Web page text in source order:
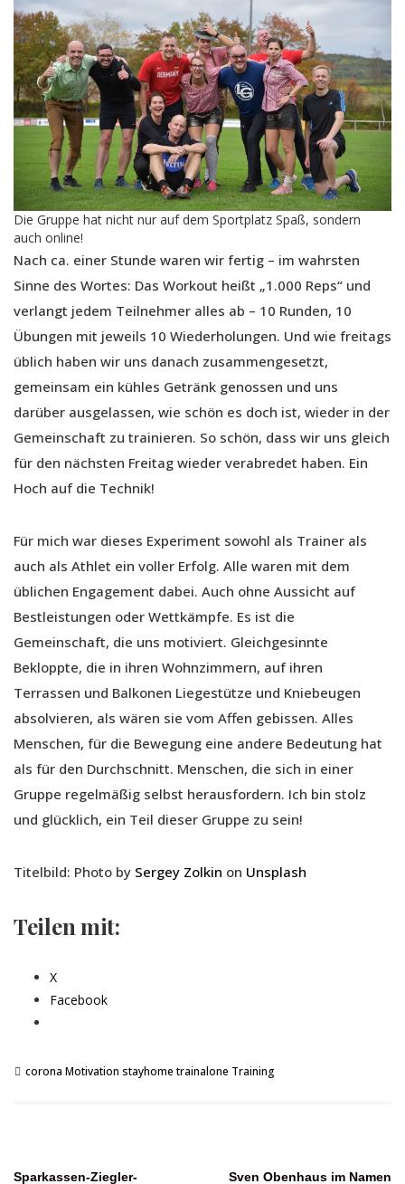
Die Gruppe hat nicht nur auf dem Sportplatz Spaß, sondern
auch online!
Nach ca. einer Stunde waren wir fertig – im wahrsten
Sinne des Wortes: Das Workout heißt „1.000 Reps“ und
verlangt jedem Teilnehmer alles ab – 10 Runden, 10
Übungen mit jeweils 10 Wiederholungen. Und wie freitags
üblich haben wir uns danach zusammengesetzt,
gemeinsam ein kühles Getränk genossen und uns
darüber ausgelassen, wie schön es doch ist, wieder in der
Gemeinschaft zu trainieren. So schön, dass wir uns gleich
für den nächsten Freitag wieder verabredet haben. Ein
Hoch auf die Technik!
Für mich war dieses Experiment sowohl als Trainer als
auch als Athlet ein voller Erfolg. Alle waren mit dem
üblichen Engagement dabei. Auch ohne Aussicht auf
Bestleistungen oder Wettkämpfe. Es ist die
Gemeinschaft, die uns motiviert. Gleichgesinnte
Bekloppte, die in ihren Wohnzimmern, auf ihren
Terrassen und Balkonen Liegestütze und Kniebeugen
absolvieren, als wären sie vom Affen gebissen. Alles
Menschen, für die Bewegung eine andere Bedeutung hat
als für den Durchschnitt. Menschen, die sich in einer
Gruppe regelmäßig selbst herausfordern. Ich bin stolz
und glücklich, ein Teil dieser Gruppe zu sein!
Titelbild: Photo by Sergey Zolkin on Unsplash
Teilen mit:
X
Facebook
corona Motivation stayhome trainalone Training
Sparkassen-Ziegler- Sven Obenhaus im Namen